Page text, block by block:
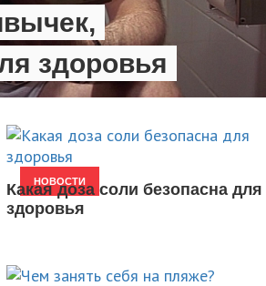
здоровья
НОВОСТИ
Какая доза соли безопасна для
здоровья